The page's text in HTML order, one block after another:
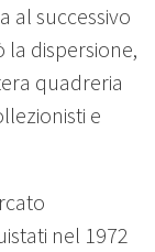
al successivo
la dispersione,
quadreria
e
nel 1972